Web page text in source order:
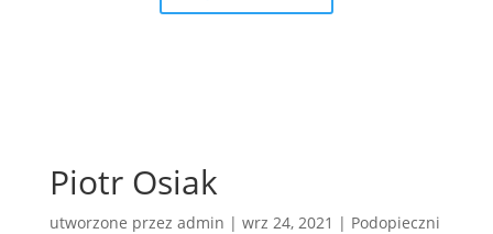
Piotr Osiak
utworzone przez admin | wrz 24, 2021 | Podopieczni